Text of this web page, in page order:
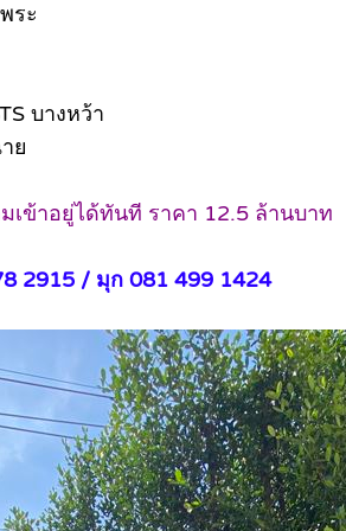
ระ
บางหว้า
ย
เข้าอยู่ได้ทันที ราคา 12.5 ล้านบาท
2915 / มุก 081 499 1424